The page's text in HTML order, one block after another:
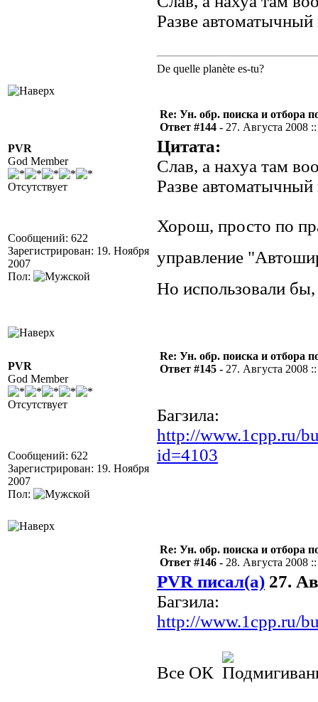
Разве
De quelle planète es-tu?
PVR
God Member
Отсутствует
Сообщений: 622
Зарегистрирован: 19. Ноября
2007
Пол:
Re: Ун. обр. поиска и отбора
Ответ #144 - 27. Августа 2008
Цитата:
Слав, а нахуа там
Разве
Хорош, просто по
управление
Но использовали
PVR
God Member
Отсутствует
Сообщений: 622
Зарегистрирован: 19. Ноября
2007
Пол:
Re: Ун. обр. поиска и отбора
Ответ #145 - 27. Августа 2008
Багзила:
http://www.1cpp.ru/
id=4103
Re: Ун. обр. поиска и отбора
Ответ #146 - 28. Августа 2008
PVR писал(а) 27.
Багзила:
http://www.1cpp.ru/
Все ОК